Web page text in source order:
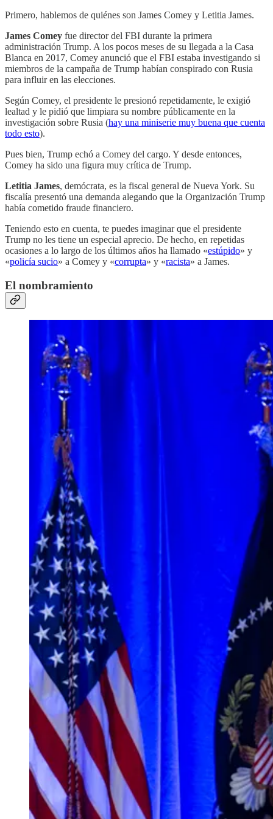
Primero, hablemos de quiénes son James Comey y Letitia James.
James Comey fue director del FBI durante la primera
administración Trump. A los pocos meses de su llegada a la Casa
Blanca en 2017, Comey anunció que el FBI estaba investigando si
miembros de la campaña de Trump habían conspirado con Rusia
para influir en las elecciones.
Según Comey, el presidente le presionó repetidamente, le exigió
lealtad y le pidió que limpiara su nombre públicamente en la
investigación sobre Rusia (hay una miniserie muy buena que cuenta
todo esto).
Pues bien, Trump echó a Comey del cargo. Y desde entonces,
Comey ha sido una figura muy crítica de Trump.
Letitia James, demócrata, es la fiscal general de Nueva York. Su
fiscalía presentó una demanda alegando que la Organización Trump
había cometido fraude financiero.
Teniendo esto en cuenta, te puedes imaginar que el presidente
Trump no les tiene un especial aprecio. De hecho, en repetidas
ocasiones a lo largo de los últimos años ha llamado «estúpido» y
«policía sucio» a Comey y «corrupta» y «racista» a James.
El nombramiento